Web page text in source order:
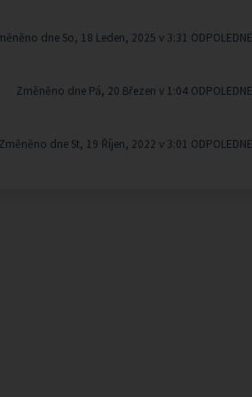
dne So, 18 Leden, 2025 v 3:31 ODPOLEDNE
Změněno dne Pá, 20 Březen v 1:04 ODPOLEDNE
dne St, 19 Říjen, 2022 v 3:01 ODPOLEDNE